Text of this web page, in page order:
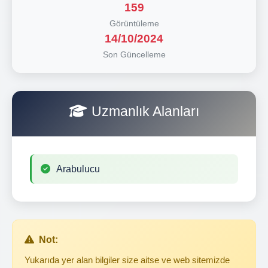
159
Görüntüleme
14/10/2024
Son Güncelleme
Uzmanlık Alanları
Arabulucu
Not:
Yukarıda yer alan bilgiler size aitse ve web sitemizde